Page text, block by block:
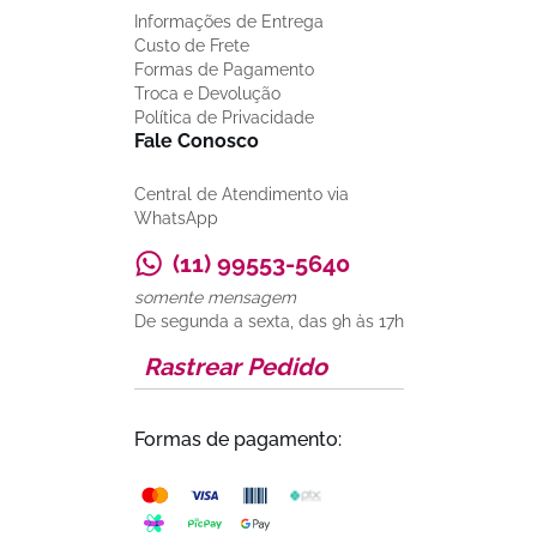
Formas de pagamento:
Informações de Entrega
Custo de Frete
Formas de Pagamento
Troca e Devolução
Política de Privacidade
Fale Conosco
Central de Atendimento via
WhatsApp
(11) 99553-5640
somente mensagem
De segunda a sexta, das 9h às 17h
Rastrear Pedido